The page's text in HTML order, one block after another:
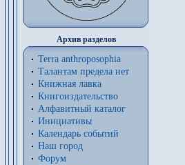
Архив разделов
Terra anthroposophia
Талантам предела нет
Книжная лавка
Книгоиздательство
Алфавитный каталог
Инициативы
Календарь событий
Наш город
Форум